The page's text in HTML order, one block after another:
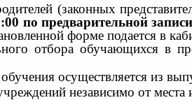
(законных
по предварительной
форме подается в
отбора обучающихся в
осуществляется из
независимо от места